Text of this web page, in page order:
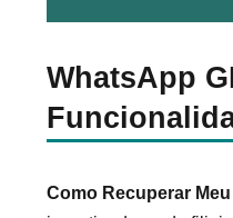
WhatsApp
Como Recuperar